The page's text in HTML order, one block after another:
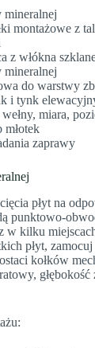
mineralnej
montażowe z
z włókna
mineralnej
do warstwy
i tynk
miara,
młotek
zaprawy
płyt na
punktowo-
w kilku
płyt,
kołków